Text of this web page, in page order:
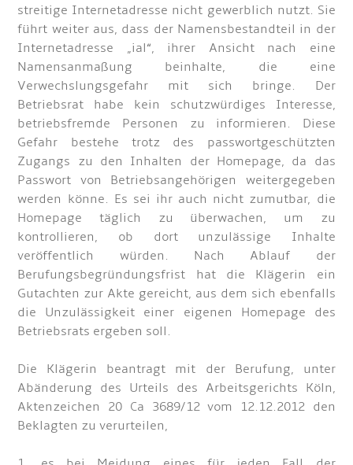
streitige Internetadresse nicht gewerblich nutzt. Sie
führt weiter aus, dass der Namensbestandteil in der
Internetadresse „ial“, ihrer Ansicht nach eine
Namensanmaßung beinhalte, die eine
Verwechslungsgefahr mit sich bringe. Der
Betriebsrat habe kein schutzwürdiges Interesse,
betriebsfremde Personen zu informieren. Diese
Gefahr bestehe trotz des passwortgeschützten
Zugangs zu den Inhalten der Homepage, da das
Passwort von Betriebsangehörigen weitergegeben
werden könne. Es sei ihr auch nicht zumutbar, die
Homepage täglich zu überwachen, um zu
kontrollieren, ob dort unzulässige Inhalte
veröffentlich würden. Nach Ablauf der
Berufungsbegründungsfrist hat die Klägerin ein
Gutachten zur Akte gereicht, aus dem sich ebenfalls
die Unzulässigkeit einer eigenen Homepage des
Betriebsrats ergeben soll.
Die Klägerin beantragt mit der Berufung, unter
Abänderung des Urteils des Arbeitsgerichts Köln,
Aktenzeichen 20 Ca 3689/12 vom 12.12.2012 den
Beklagten zu verurteilen,